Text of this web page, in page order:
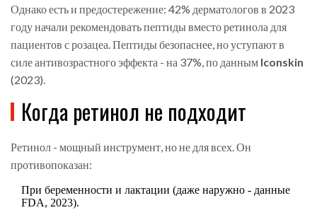
Однако есть и предостережение: 42% дерматологов в 2023
году начали рекомендовать пептиды вместо ретинола для
пациентов с розацеа. Пептиды безопаснее, но уступают в
силе антивозрастного эффекта - на 37%, по данным Iconskin
(2023).
Когда ретинол не подходит
Ретинол - мощный инструмент, но не для всех. Он
противопоказан:
При беременности и лактации (даже наружно - данные
FDA, 2023).